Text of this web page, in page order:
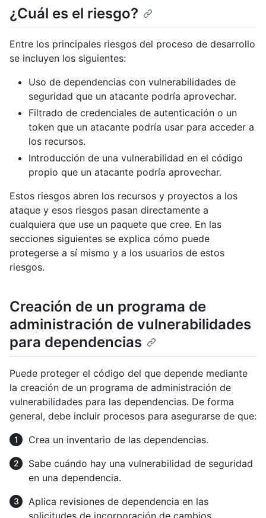
¿Cuál es el riesgo?
Entre los principales riesgos del proceso de desarrollo
se incluyen los siguientes:
Uso de dependencias con vulnerabilidades de
seguridad que un atacante podría aprovechar.
Filtrado de credenciales de autenticación o un
token que un atacante podría usar para acceder a
los recursos.
Introducción de una vulnerabilidad en el código
propio que un atacante podría aprovechar.
Estos riesgos abren los recursos y proyectos a los
ataque y esos riesgos pasan directamente a
cualquiera que use un paquete que cree. En las
secciones siguientes se explica cómo puede
protegerse a sí mismo y a los usuarios de estos
riesgos.
Creación de un programa de
administración de vulnerabilidades
para dependencias
Puede proteger el código del que depende mediante
la creación de un programa de administración de
vulnerabilidades para las dependencias. De forma
general, debe incluir procesos para asegurarse de que:
Crea un inventario de las dependencias.
Sabe cuándo hay una vulnerabilidad de seguridad
en una dependencia.
Aplica revisiones de dependencia en las
solicitudes de incorporación de cambios.